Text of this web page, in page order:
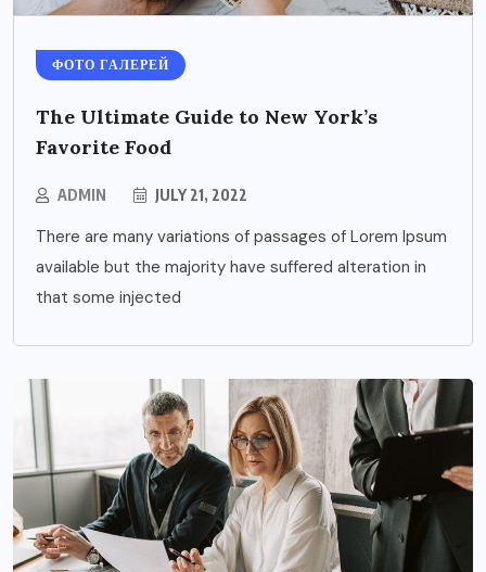
ФОТО ГАЛЕРЕЙ
The Ultimate Guide to New York’s
Favorite Food
ADMIN JULY 21, 2022
There are many variations of passages of Lorem Ipsum
available but the majority have suffered alteration in
that some injected